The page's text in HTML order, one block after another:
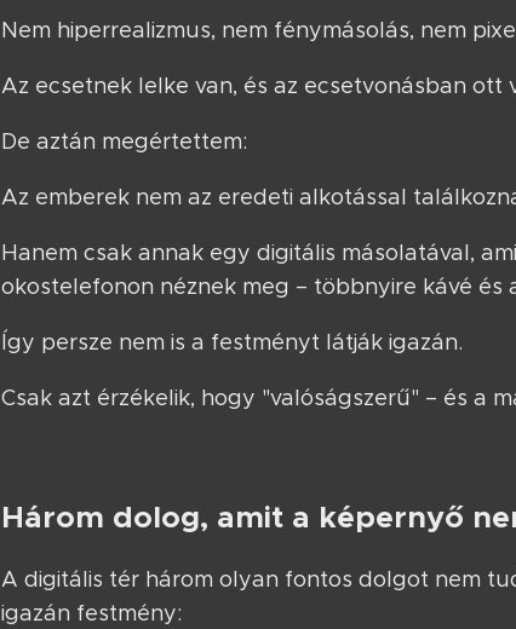
Nem hiperrealizmus, nem fénymásolás, nem
Az ecsetnek lelke van, és az ecsetvonásban ott
De aztán megértettem:
Az emberek nem az eredeti alkotással
Hanem csak annak egy digitális másolatával,
okostelefonon néznek meg – többnyire kávé és
Így persze nem is a festményt látják igazán.
Csak azt érzékelik, hogy "valóságszerű" – és a
Három dolog, amit a képernyő
A digitális tér három olyan fontos dolgot nem
igazán festmény: